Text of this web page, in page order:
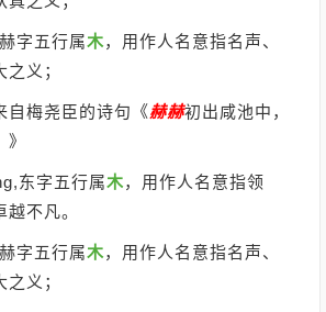
字五行属木，用作人名意指名声、
义；
梅尧臣的诗句《赫赫初出咸池中，
》
东字五行属木，用作人名意指领
不凡。
字五行属木，用作人名意指名声、
义；